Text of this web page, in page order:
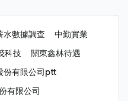
水數據調查
中勤實業
科技
關東鑫林待遇
份有限公司ptt
有限公司